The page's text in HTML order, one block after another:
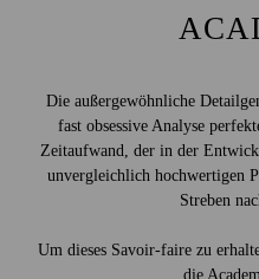
Die außergewöhnliche
fast obsessive Analyse
Zeitaufwand, der in der
unvergleichlich hochwertigen
Streben
Um dieses Savoir-faire zu
die